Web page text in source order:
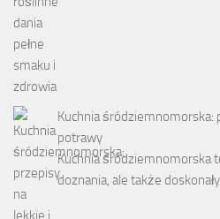
Kuchnia śródziemnomorska:
potrawy
Kuchnia śródziemnomorska
doznania, ale także